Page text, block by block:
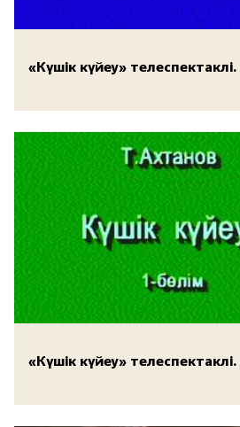
«Күшік күйеу»
«Күшік күйеу»